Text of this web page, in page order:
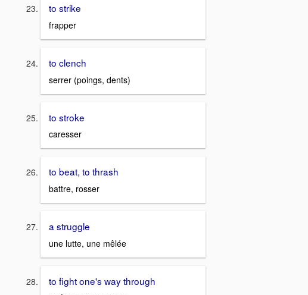
to strike
frapper
to clench
serrer (poings, dents)
to stroke
caresser
to beat, to thrash
battre, rosser
a struggle
une lutte, une mêlée
to fight one's way through